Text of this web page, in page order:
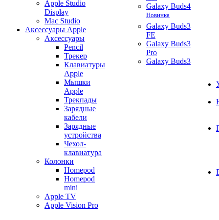
Apple Studio
Display
Mac Studio
Аксессуары Apple
Аксессуары
Pencil
Трекер
Клавиатуры
Apple
Мышки
Apple
Трекпады
Зарядные
кабели
Зарядные
устройства
Чехол-
клавиатура
Колонки
Homepod
Homepod
mini
Apple TV
Apple Vision Pro
Galaxy Buds4
Новинка
Galaxy Buds3
FE
Galaxy Buds3
Pro
Galaxy Buds3